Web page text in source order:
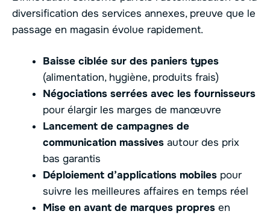
diversification des services annexes, preuve que le
passage en magasin évolue rapidement.
Baisse ciblée sur des paniers types
(alimentation, hygiène, produits frais)
Négociations serrées avec les fournisseurs
pour élargir les marges de manœuvre
Lancement de campagnes de
communication massives autour des prix
bas garantis
Déploiement d’applications mobiles pour
suivre les meilleures affaires en temps réel
Mise en avant de marques propres en